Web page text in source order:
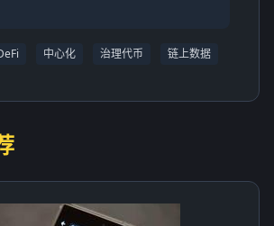
中心化 治理代币 链上数据